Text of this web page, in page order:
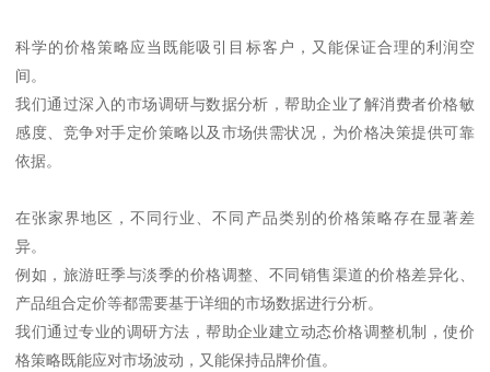
科学的价格策略应当既能吸引目标客户，又能保证合理的利润空
间。
我们通过深入的市场调研与数据分析，帮助企业了解消费者价格敏
感度、竞争对手定价策略以及市场供需状况，为价格决策提供可靠
依据。
在张家界地区，不同行业、不同产品类别的价格策略存在显著差
异。
例如，旅游旺季与淡季的价格调整、不同销售渠道的价格差异化、
产品组合定价等都需要基于详细的市场数据进行分析。
我们通过专业的调研方法，帮助企业建立动态价格调整机制，使价
格策略既能应对市场波动，又能保持品牌价值。